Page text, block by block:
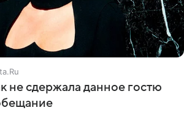
не сдержала данное гостю